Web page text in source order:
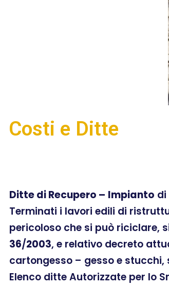
Costi e Ditte
Ditte di Recupero – Impianto di
Terminati i lavori edili di
pericoloso che si può riciclare,
36/2003, e relativo decreto
cartongesso – gesso e stucchi,
Elenco ditte Autorizzate per lo